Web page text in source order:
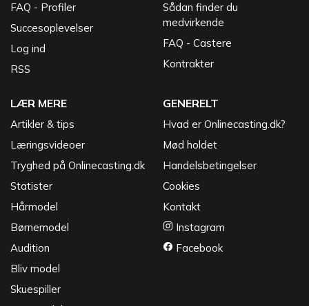
FAQ - Profiler
Succesoplevelser
Log ind
RSS
Sådan finder du
medvirkende
FAQ - Castere
Kontrakter
LÆR MERE
Artikler & tips
Læringsvideoer
Tryghed på Onlinecasting.dk
Statister
Hårmodel
Børnemodel
Audition
Bliv model
Skuespiller
GENERELT
Hvad er Onlinecasting.dk?
Mød holdet
Handelsbetingelser
Cookies
Kontakt
Instagram
Facebook